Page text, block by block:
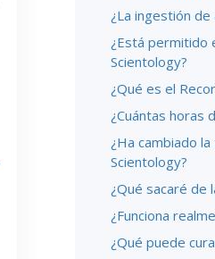
¿La ingestión
¿Está permitido
Scientology?
¿Qué es el
¿Cuántas horas
¿Ha cambiado
Scientology?
¿Qué sacaré de
¿Funciona
¿Qué puede